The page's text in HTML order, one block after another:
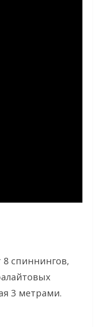
8 спиннингов,
3 метрами.